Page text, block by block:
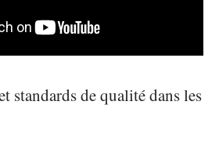
standards de qualité dans les